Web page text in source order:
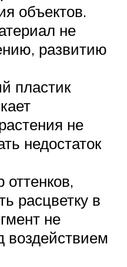
объектов.
не
развитию
пластик
не
недостаток
расцветку в
не
воздействием